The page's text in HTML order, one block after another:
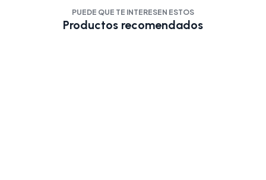
PUEDE QUE TE INTERESEN ESTOS
Productos recomendados